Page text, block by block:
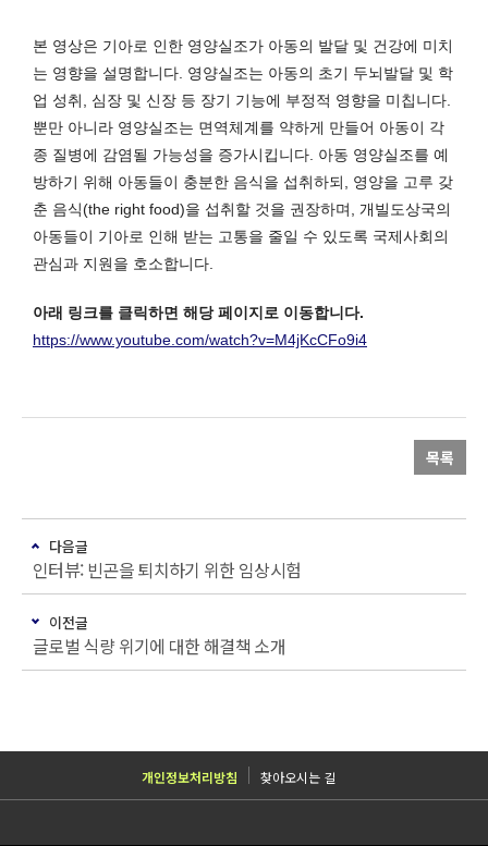
본 영상은 기아로 인한 영양실조가 아동의 발달 및 건강에 미치
는 영향을 설명합니다. 영양실조는 아동의 초기 두뇌발달 및 학
업 성취, 심장 및 신장 등 장기 기능에 부정적 영향을 미칩니다.
뿐만 아니라 영양실조는 면역체계를 약하게 만들어 아동이 각
종 질병에 감염될 가능성을 증가시킵니다. 아동 영양실조를 예
방하기 위해 아동들이 충분한 음식을 섭취하되, 영양을 고루 갖
춘 음식(the right food)을 섭취할 것을 권장하며, 개빌도상국의
아동들이 기아로 인해 받는 고통을 줄일 수 있도록 국제사회의
관심과 지원을 호소합니다.
아래 링크를 클릭하면 해당 페이지로 이동합니다.
https://www.youtube.com/watch?v=M4jKcCFo9i4
목록
다음글
인터뷰: 빈곤을 퇴치하기 위한 임상시험
이전글
글로벌 식량 위기에 대한 해결책 소개
개인정보처리방침 찾아오시는 길